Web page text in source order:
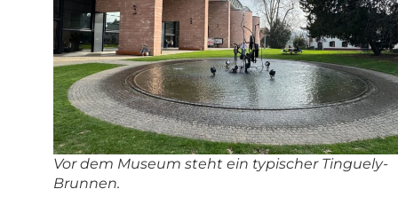
Vor dem Museum steht ein typischer Tinguely-
Brunnen.